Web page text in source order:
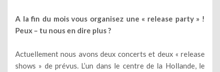
A la fin du mois vous organisez une « release party » !
Peux – tu nous en dire plus ?
Actuellement nous avons deux concerts et deux « release
shows » de prévus. L’un dans le centre de la Hollande, le